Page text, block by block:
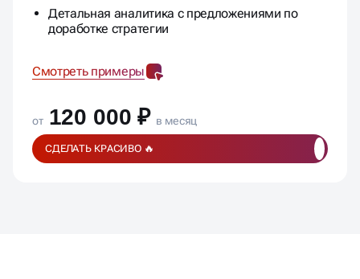
Детальная аналитика с предложениями по
доработке стратегии
Смотреть примеры
от 120 000 ₽ в месяц
СДЕЛАТЬ КРАСИВО 🔥